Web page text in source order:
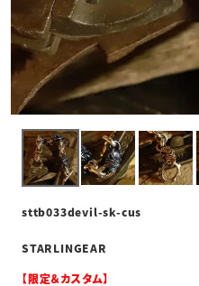
sttb033devil-sk-cus
STARLINGEAR
【限定＆カスタム】